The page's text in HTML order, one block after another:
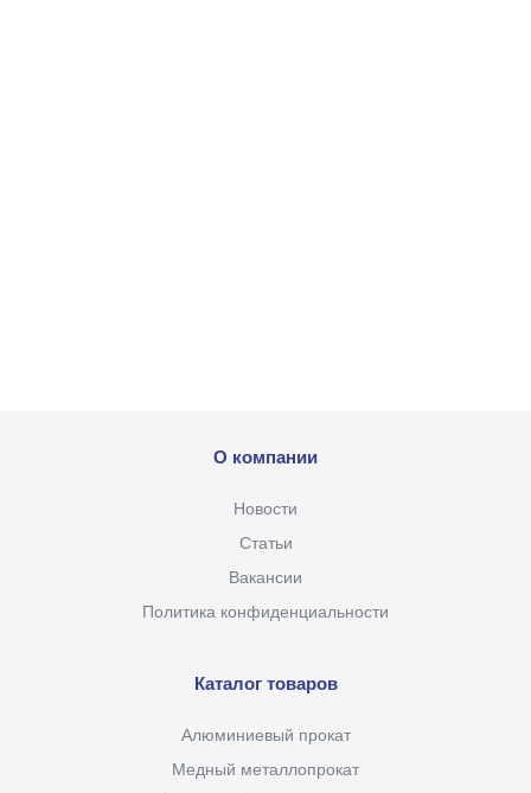
О компании
Новости
Статьи
Вакансии
Политика конфиденциальности
Каталог товаров
Алюминиевый прокат
Медный металлопрокат